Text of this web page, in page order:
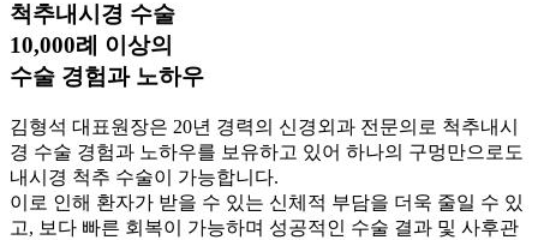
척추내시경 수술
10,000례 이상의
수술 경험과 노하우
김형석 대표원장은 20년 경력의 신경외과 전문의로 척추내시
경 수술 경험과 노하우를 보유하고 있어 하나의 구멍만으로도
내시경 척추 수술이 가능합니다.
이로 인해 환자가 받을 수 있는 신체적 부담을 더욱 줄일 수 있
고, 보다 빠른 회복이 가능하며 성공적인 수술 결과 및 사후관